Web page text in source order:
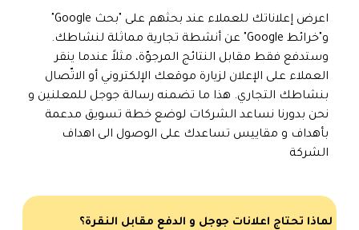
و"خرائط Google" عن أنشطة تجارية مماثلة لنشاطك.
وستدفع فقط مقابل النتائج المرجوّة، مثلاً عندما ينقر
العملاء على الإعلان لزيارة موقعك الإلكتروني أو الاتّصال
بنشاطك التجاري. هذا ما تضمنه رسالة جوجل للمعلنين و
نحن بدورنا نساعد الشركات لوضع خطة تسويق مدعمة
بأهداف و مقاييس تساعدك على الوصول الى اهداف
الشركة
لماذا تحتاج اعلانات جوجل و الدفع مقابل النقرة؟